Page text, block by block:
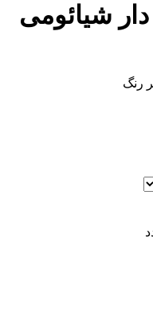
شیائومی
رنگ